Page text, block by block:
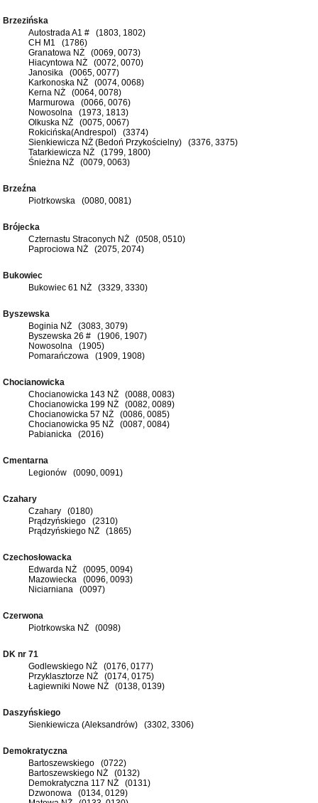
Brzezińska
Autostrada A1 # (1803, 1802)
CH M1 (1786)
Granatowa NŻ (0069, 0073)
Hiacyntowa NŻ (0072, 0070)
Janosika (0065, 0077)
Karkonoska NŻ (0074, 0068)
Kerna NŻ (0064, 0078)
Marmurowa (0066, 0076)
Nowosolna (1973, 1813)
Olkuska NŻ (0075, 0067)
Rokicińska(Andrespol) (3374)
Sienkiewicza NŻ (Bedoń Przykościelny) (3376, 3375)
Tatarkiewicza NŻ (1799, 1800)
Śnieżna NŻ (0079, 0063)
Brzeźna
Piotrkowska (0080, 0081)
Brójecka
Czternastu Straconych NŻ (0508, 0510)
Paprociowa NŻ (2075, 2074)
Bukowiec
Bukowiec 61 NŻ (3329, 3330)
Byszewska
Boginia NŻ (3083, 3079)
Byszewska 26 # (1906, 1907)
Nowosolna (1905)
Pomarańczowa (1909, 1908)
Chocianowicka
Chocianowicka 143 NŻ (0088, 0083)
Chocianowicka 199 NŻ (0082, 0089)
Chocianowicka 57 NŻ (0086, 0085)
Chocianowicka 95 NŻ (0087, 0084)
Pabianicka (2016)
Cmentarna
Legionów (0090, 0091)
Czahary
Czahary (0180)
Prądzyńskiego (2310)
Prądzyńskiego NŻ (1865)
Czechosłowacka
Edwarda NŻ (0095, 0094)
Mazowiecka (0096, 0093)
Niciarniana (0097)
Czerwona
Piotrkowska NŻ (0098)
DK nr 71
Godlewskiego NŻ (0176, 0177)
Przyklasztorze NŻ (0174, 0175)
Łagiewniki Nowe NŻ (0138, 0139)
Daszyńskiego
Sienkiewicza (Aleksandrów) (3302, 3306)
Demokratyczna
Bartoszewskiego (0722)
Bartoszewskiego NŻ (0132)
Demokratyczna 117 NŻ (0131)
Dzwonowa (0134, 0129)